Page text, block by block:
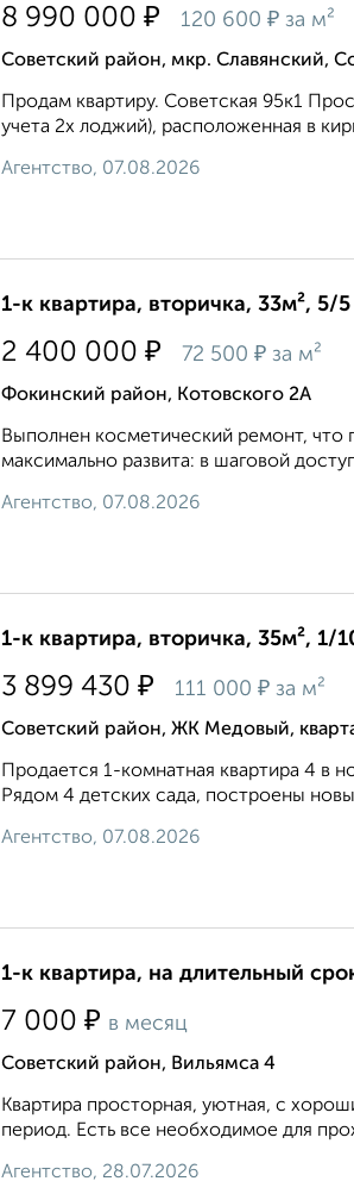
8 990 000 ₽ 120 600 ₽ за м²
Советский район, мкр. Славянский,
Продам квартиру. Советская 95к1
учета 2х лоджий), расположенная в
Агентство, 07.08.2026
1-к квартира, вторичка, 33м², 5/
2 400 000 ₽ 72 500 ₽ за м²
Фокинский район, Котовского 2А
Выполнен косметический ремонт, что
максимально развита: в шаговой
Агентство, 07.08.2026
1-к квартира, вторичка, 35м², 1/
3 899 430 ₽ 111 000 ₽ за м²
Советский район, ЖК Медовый,
Продается 1-комнатная квартира 4 в
Рядом 4 детских сада, построены
Агентство, 07.08.2026
1-к квартира, на длительный
7 000 ₽ в месяц
Советский район, Вильямса 4
Квартира просторная, уютная, с
период. Есть все необходимое для
Агентство, 28.07.2026